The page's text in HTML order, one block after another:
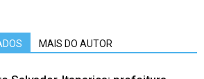
MAIS DO AUTOR